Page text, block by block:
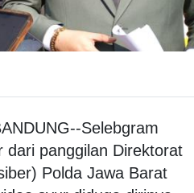
Selebgram
dari panggilan Direktorat
Polda Jawa Barat